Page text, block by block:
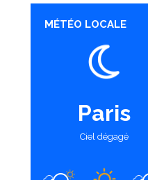
MÉTÉO LOCALE
Paris
Ciel dégagé